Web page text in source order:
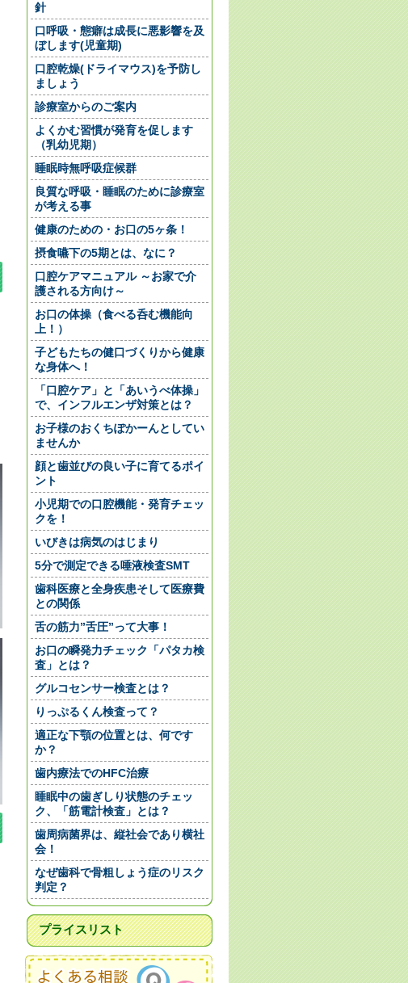
針
口呼吸・態癖は成長に悪影響を及
ぼします(児童期)
口腔乾燥(ドライマウス)を予防し
ましょう
診療室からのご案内
よくかむ習慣が発育を促します
（乳幼児期）
睡眠時無呼吸症候群
良質な呼吸・睡眠のために診療室
が考える事
健康のための・お口の5ヶ条！
摂食嚥下の5期とは、なに？
口腔ケアマニュアル ～お家で介
護される方向け～
お口の体操（食べる呑む機能向
上！）
子どもたちの健口づくりから健康
な身体へ！
「口腔ケア」と「あいうべ体操」
で、インフルエンザ対策とは？
お子様のおくちぽかーんとしてい
ませんか
顔と歯並びの良い子に育てるポイ
ント
小児期での口腔機能・発育チェッ
クを！
いびきは病気のはじまり
5分で測定できる唾液検査SMT
歯科医療と全身疾患そして医療費
との関係
舌の筋力”舌圧”って大事！
お口の瞬発力チェック「パタカ検
査」とは？
グルコセンサー検査とは？
りっぷるくん検査って？
適正な下顎の位置とは、何です
か？
歯内療法でのHFC治療
睡眠中の歯ぎしり状態のチェッ
ク、「筋電計検査」とは？
歯周病菌界は、縦社会であり横社
会！
なぜ歯科で骨粗しょう症のリスク
判定？
プライスリスト